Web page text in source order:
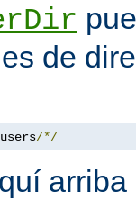
de
users/*/